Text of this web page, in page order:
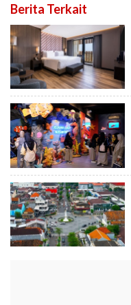
Berita Terkait